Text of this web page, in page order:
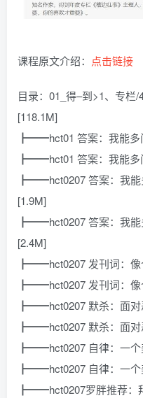
课程原文介绍： 点击链接
目录：01_得–到>1、专栏
[118.1M]
┣━━hct01 答案：我能多
┣━━hct01 答案：我能多
┣━━hct0207 答案：我能
[1.9M]
┣━━hct0207 答案：我能
[2.4M]
┣━━hct0207 发刊词：像
┣━━hct0207 发刊词：像
┣━━hct0207 默杀：面对
┣━━hct0207 默杀：面对
┣━━hct0207 自律：一个
┣━━hct0207 自律：一个
┣━━hct0207罗胖推荐：